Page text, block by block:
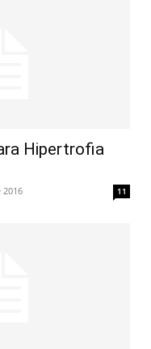
Hipertrofia
11